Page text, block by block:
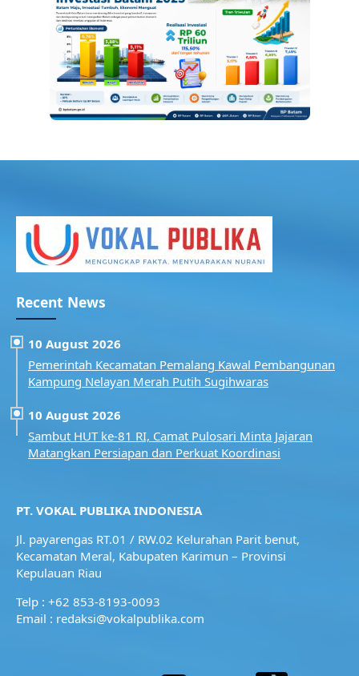
Recent News
10 August 2026
Pemerintah Kecamatan Pemalang Kawal Pembangunan
Kampung Nelayan Merah Putih Sugihwaras
10 August 2026
Sambut HUT ke-81 RI, Camat Pulosari Minta Jajaran
Matangkan Persiapan dan Perkuat Koordinasi
PT. VOKAL PUBLIKA INDONESIA
Jl. payarengas RT.01 / RW.02 Kelurahan Parit benut,
Kecamatan Meral, Kabupaten Karimun – Provinsi
Kepulauan Riau
Telp : +62 853-8193-0093
Email : redaksi@vokalpublika.com